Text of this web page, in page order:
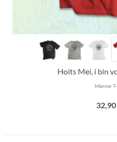
Hoits Mei, i bin
Männer
32,90